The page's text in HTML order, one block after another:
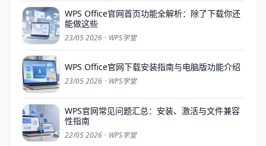
WPS Office官网首页功能全解析：除了下载你还
能做这些
23/05 2026 · WPS学堂
WPS Office官网下载安装指南与电脑版功能介绍
23/05 2026 · WPS学堂
WPS官网常见问题汇总：安装、激活与文件兼容
性指南
22/05 2026 · WPS学堂